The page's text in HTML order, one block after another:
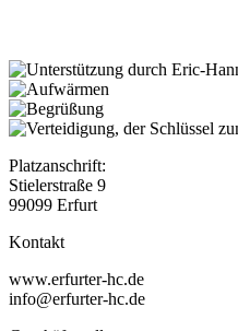
Platzanschrift:
Stielerstraße 9
99099 Erfurt
Kontakt
www.erfurter-hc.de
info@erfurter-hc.de